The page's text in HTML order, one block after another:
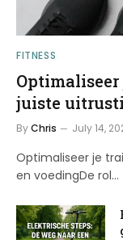
FITNESS
juiste
ByChris July 14,
Optimaliseer je
en voedingDe rol…